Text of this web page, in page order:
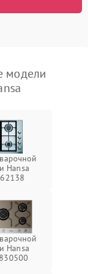
модели
Hansa
Hansa